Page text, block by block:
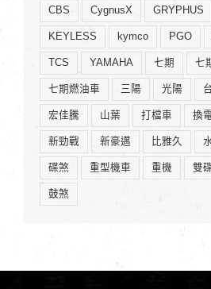
CBS CygnusX GRYPHUS
KEYLESS kymco PGO
TCS YAMAHA 七期 七
七期燃油車 三陽 光陽
宏佳騰 山葉 打檔車 換
新勁戰 新豪邁 比雅久
碟煞 重型機車 重機 雙
鼓煞